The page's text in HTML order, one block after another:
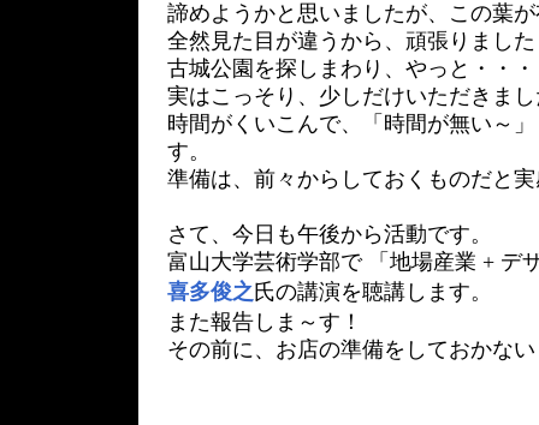
諦めようかと思いましたが、この葉
全然見た目が違うから、頑張りまし
古城公園を探しまわり、やっと・・
実はこっそり、少しだけいただきま
時間がくいこんで、「時間が無い～
す。
準備は、前々からしておくものだと
さて、今日も午後から活動です。
富山大学芸術学部で 「地場産業 + デ
喜多俊之 氏の講演を聴講します。
また報告しま～す！
その前に、お店の準備をしておかな